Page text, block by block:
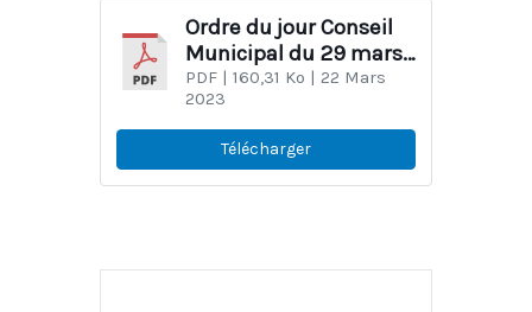
Ordre du jour Conseil
Municipal du 29 mars
2023
PDF| 160,31 Ko | 22 Mars
2023
Télécharger